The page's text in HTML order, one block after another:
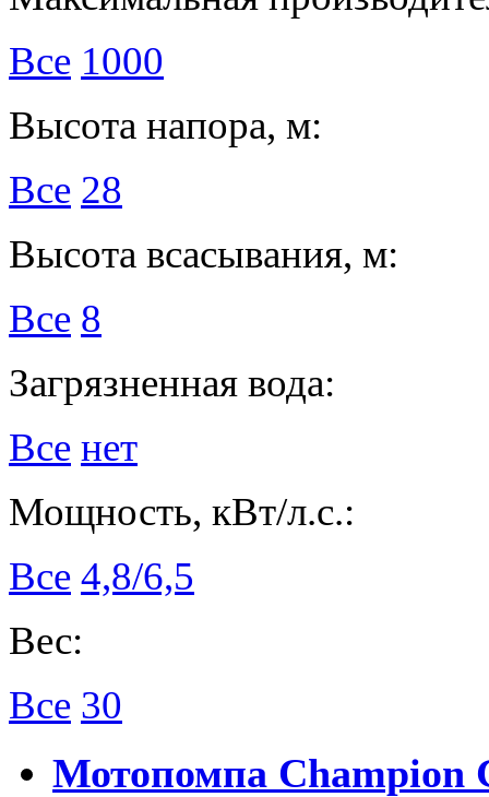
Все 1000
Высота напора, м:
Все 28
Высота всасывания, м:
Все 8
Загрязненная вода:
Все нет
Мощность, кВт/л.с.:
Все 4,8/6,5
Вес:
Все 30
Мотопомпа Champion